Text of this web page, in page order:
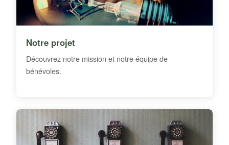
Notre projet
Découvrez notre mission et notre équipe de
bénévoles.